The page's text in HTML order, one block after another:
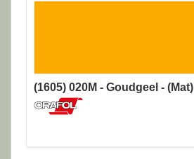
(1605) 020M - Goudgeel - (Mat)